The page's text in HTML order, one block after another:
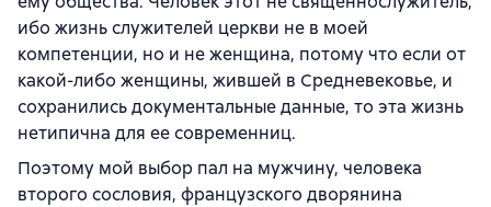
ибо жизнь служителей церкви не в моей
компетенции, но и не женщина, потому что если от
какой-либо женщины, жившей в Средневековье, и
сохранились документальные данные, то эта жизнь
нетипична для ее современниц.
Поэтому мой выбор пал на мужчину, человека
второго сословия, французского дворянина